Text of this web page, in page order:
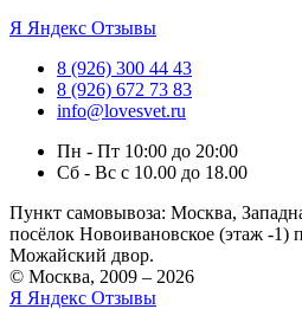
Я Яндекс Отзывы
8 (926) 300 44 43
8 (926) 672 73 83
info@lovesvet.ru
Пн - Пт 10:00 до 20:00
Сб - Вс с 10.00 до 18.00
Пункт самовывоза: Москва,
посёлок Новоивановское (этаж -1)
Можайский двор.
© Москва, 2009 – 2026
Я Яндекс Отзывы